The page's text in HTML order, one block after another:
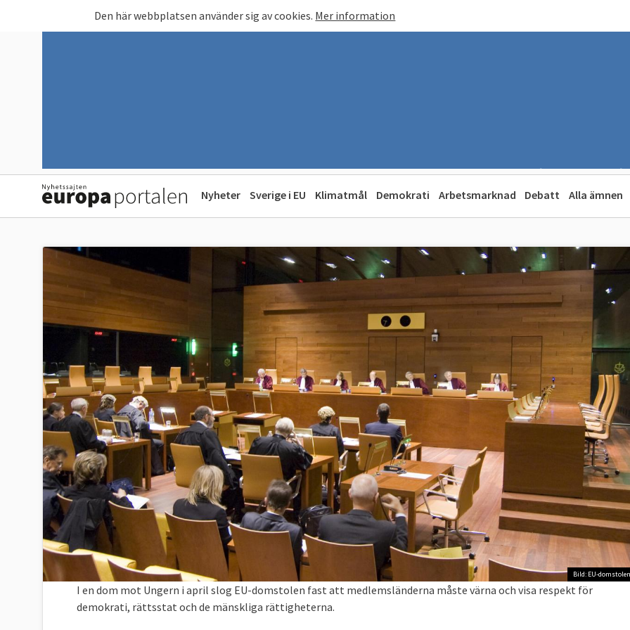
Den här webbplatsen använder sig av cookies. Mer information
Nyheter Sverige i EU Klimatmål Demokrati Arbetsmarknad Debatt Alla ämnen
Bild: EU-
I en dom mot Ungern i april slog EU-domstolen fast att medlemsländerna måste värna och visa respekt för
demokrati, rättsstat och de mänskliga rättigheterna.